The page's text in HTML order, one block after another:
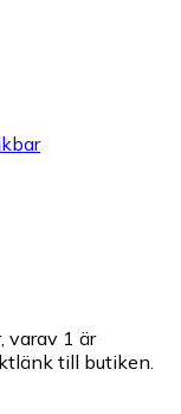
varav 1 är
till butiken.